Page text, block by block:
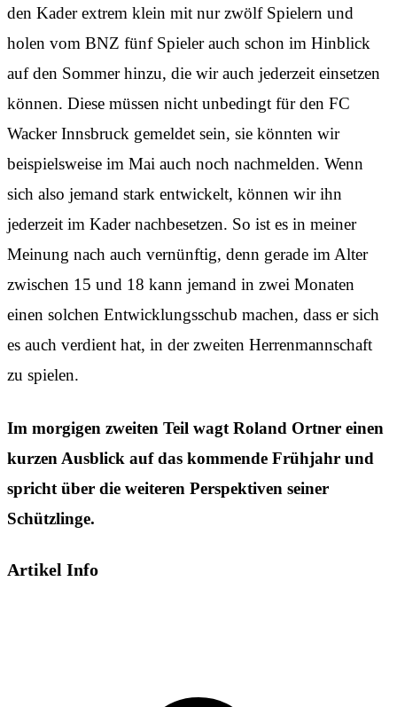
den Kader extrem klein mit nur zwölf Spielern und
holen vom BNZ fünf Spieler auch schon im Hinblick
auf den Sommer hinzu, die wir auch jederzeit einsetzen
können. Diese müssen nicht unbedingt für den FC
Wacker Innsbruck gemeldet sein, sie könnten wir
beispielsweise im Mai auch noch nachmelden. Wenn
sich also jemand stark entwickelt, können wir ihn
jederzeit im Kader nachbesetzen. So ist es in meiner
Meinung nach auch vernünftig, denn gerade im Alter
zwischen 15 und 18 kann jemand in zwei Monaten
einen solchen Entwicklungsschub machen, dass er sich
es auch verdient hat, in der zweiten Herrenmannschaft
zu spielen.
Im morgigen zweiten Teil wagt Roland Ortner einen
kurzen Ausblick auf das kommende Frühjahr und
spricht über die weiteren Perspektiven seiner
Schützlinge.
Artikel Info